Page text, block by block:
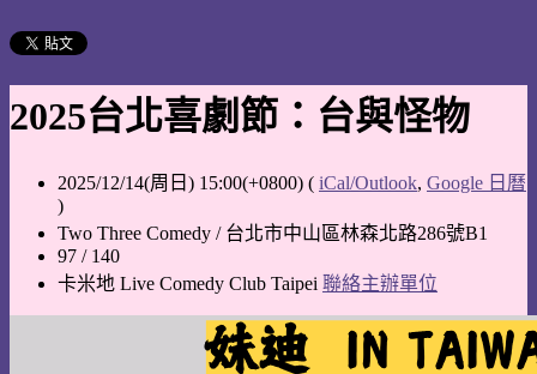
2025台北喜劇節：台與怪物
2025/12/14(周日) 15:00(+0800) ( iCal/Outlook, Google 日曆
)
Two Three Comedy / 台北市中山區林森北路286號B1
97 / 140
卡米地 Live Comedy Club Taipei 聯絡主辦單位